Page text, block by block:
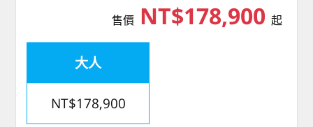
售價NT$178,900 起
大人
NT$178,900